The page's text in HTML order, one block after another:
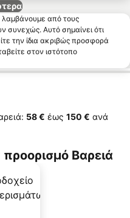
λαμβάνουμε από τους
συνεχώς. Αυτό σημαίνει ότι
την ίδια ακριβώς προσφορά
στον ιστότοπο
‎58 € έως ‎150 € ανά
Βαρειά